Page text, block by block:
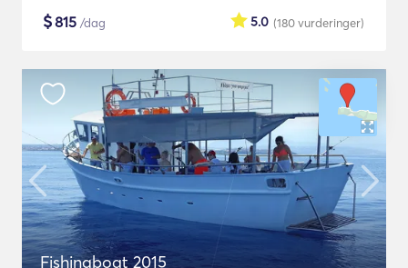
$815 /dag (180vurderinger)
5.0
Fishingboat 2015